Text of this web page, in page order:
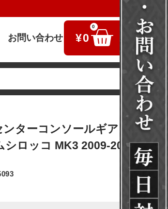
お問い合わせ ¥0
0
検索
ターコンソールギアシフトパ
ロッコ MK3 2009-2016 カー